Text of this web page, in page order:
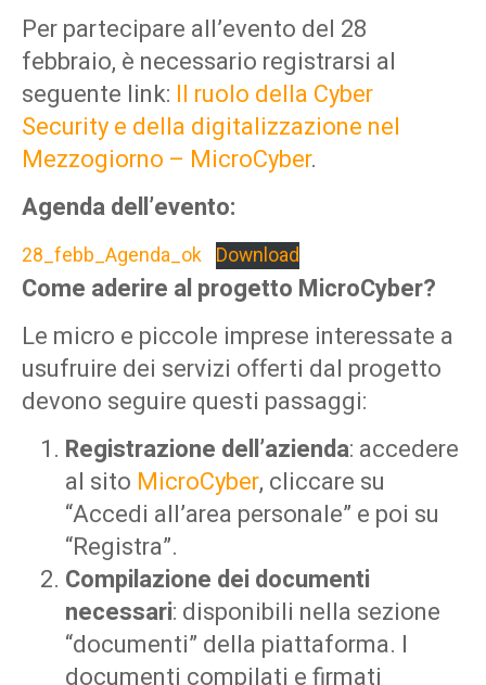
Per partecipare all’evento del 28
febbraio, è necessario registrarsi al
seguente link: Il ruolo della Cyber
Security e della digitalizzazione nel
Mezzogiorno – MicroCyber.
Agenda dell’evento:
28_febb_Agenda_ok Download
Come aderire al progetto MicroCyber?
Le micro e piccole imprese interessate a
usufruire dei servizi offerti dal progetto
devono seguire questi passaggi:
Registrazione dell’azienda: accedere
al sito MicroCyber, cliccare su
“Accedi all’area personale” e poi su
“Registra”.
Compilazione dei documenti
necessari: disponibili nella sezione
“documenti” della piattaforma. I
documenti compilati e firmati